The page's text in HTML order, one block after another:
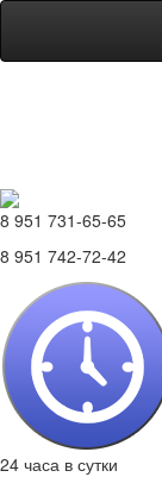
8 951 731-65-65
8 951 742-72-42
24 часа в сутки